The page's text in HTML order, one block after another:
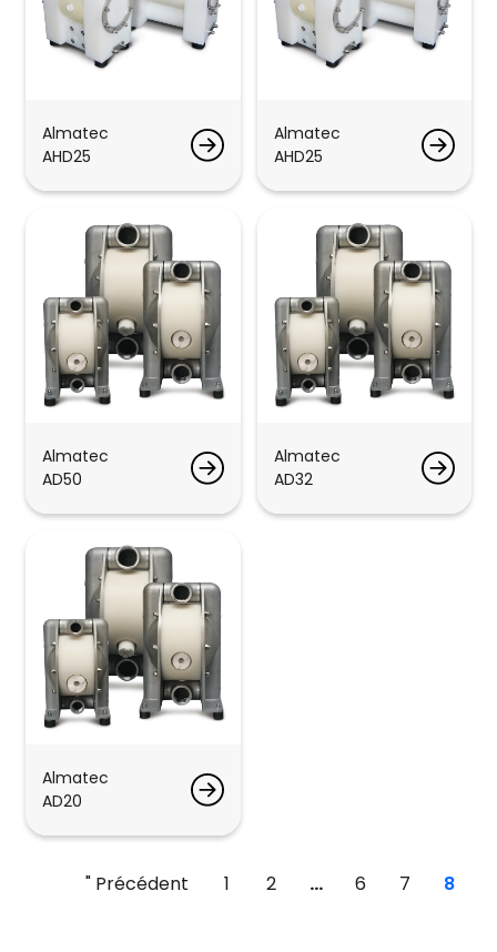
Almatec
AHD25
Almatec
AHD25
Almatec
AD50
Almatec
AD32
Almatec
AD20
" Précédent 1 2 ... 6 7 8